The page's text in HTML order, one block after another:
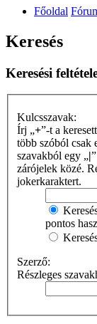
Főoldal
Keresés
Keresési
Kulcsszavak:
Írj „+”-t a
több szóból csak
szavakból egy „|
zárójelek közé.
jokerkaraktert.
pontos
Szerző:
Részleges